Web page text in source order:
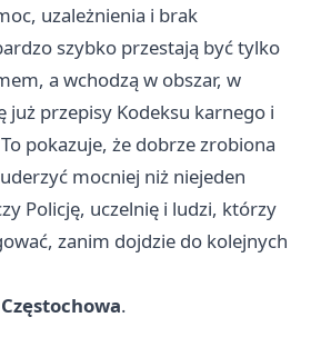
uzależnienia i brak
szybko przestają być tylko
a wchodzą w obszar, w
już przepisy Kodeksu karnego i
pokazuje, że dobrze zrobiona
mocniej niż niejeden
Policję, uczelnię i ludzi, którzy
zanim dojdzie do kolejnych
.